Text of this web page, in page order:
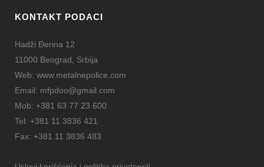
KONTAKT PODACI
Hadži Đerina 12
11000 Beograd, Srbija
Web: www.metalnepolice.com
Email: mfpdoo@gmail.com
Mob: +381 63 77 23 600
Tel: +381 11 3836 421
Fax: +381 11 3836 483